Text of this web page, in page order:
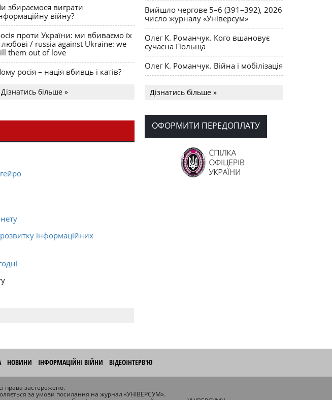
збираємося виграти
війну?
проти України: ми вбиваємо їх
любові / russia against Ukraine: we
them out of love
росія – нація вбивць і катів?
Дізнатись більше »
Вийшло чергове 5–6 (391–392), 2026
число журналу «Універсум»
Олег К. Романчук. Кого вшановує
сучасна Польща
Олег К. Романчук. Війна і мобілізація
долучилися до найбільшої
День Вишиванки в Норт Порті
OPUS MAGNUM Олега К. Романчука
Дізнатись більше »
інформаційних
ОФОРМИТИ ПЕРЕДОПЛАТУ
НОВИНИ ІНФОРМАЦІЙНІ ВІЙНИ ВІДЕОІНТЕРВ'Ю
права застережено.
за умови посилання на журнал «УНІВЕРСУМ».